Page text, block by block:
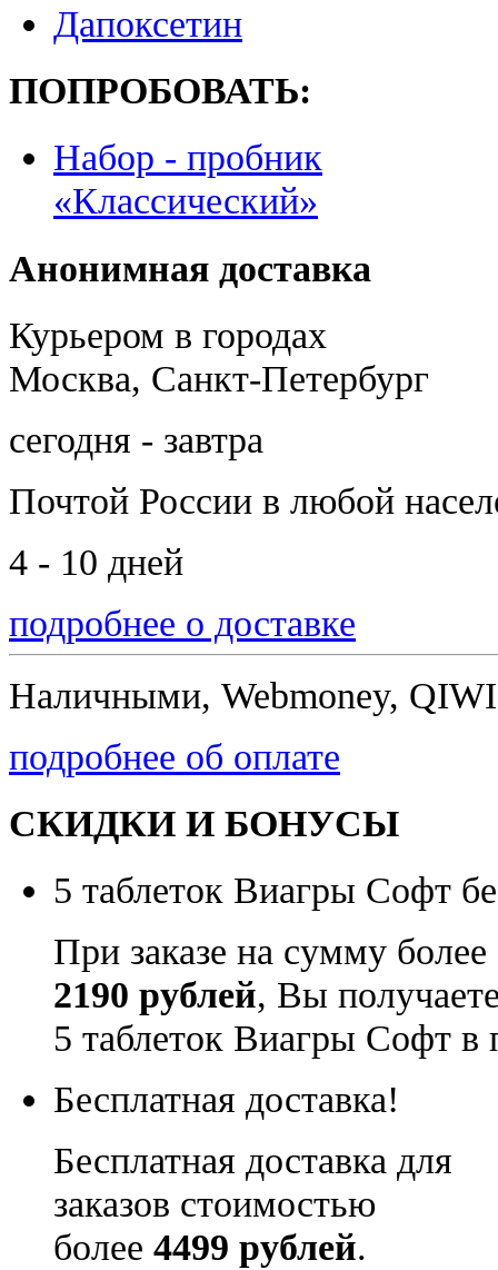
Дапоксетин
ПОПРОБОВАТЬ:
Набор - пробник
«Классический»
Анонимная доставка
Курьером в городах
Москва, Санкт-Петербург
сегодня - завтра
Почтой России в любой
4 - 10 дней
подробнее о доставке
Наличными, Webmoney,
подробнее об оплате
СКИДКИ И БОНУСЫ
5 таблеток Виагры Софт
При заказе на сумму более
2190 рублей, Вы
5 таблеток Виагры Софт в
Бесплатная доставка!
Бесплатная доставка для
заказов стоимостью
более 4499 рублей.